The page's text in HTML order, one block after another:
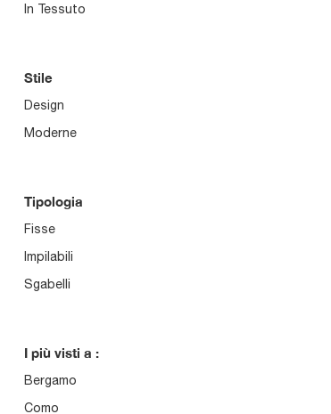
In Tessuto
Stile
Design
Moderne
Tipologia
Fisse
Impilabili
Sgabelli
I più visti a :
Bergamo
Como